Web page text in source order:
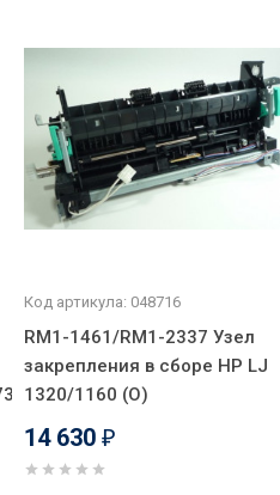
5200/P4014/P4015/M5035
Код артикула: 048716
RM1-1461/RM1-2337 Узел
закрепления в сборе HP LJ
1320/1160 (О)
14 630 ₽